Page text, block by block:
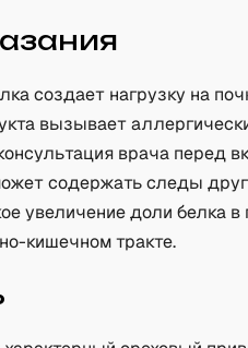
создает нагрузку на
вызывает
врача перед
содержать следы
увеличение доли белка в
кишечном тракте.